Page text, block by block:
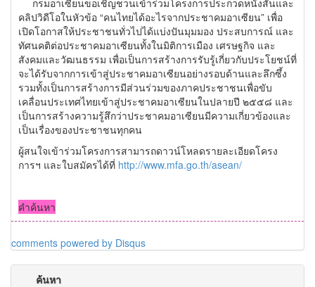
กรมอาเซียนขอเชิญชวนเข้าร่วมโครงการประกวดหนังสั้นและ
คลิปวิดีโอในหัวข้อ “คนไทยได้อะไรจากประชาคมอาเซียน” เพื่อ
เปิดโอกาสให้ประชาชนทั่วไปได้แบ่งปันมุมมอง ประสบการณ์ และ
ทัศนคติต่อประชาคมอาเซียนทั้งในมิติการเมือง เศรษฐกิจ และ
สังคมและวัฒนธรรม เพื่อเป็นการสร้างการรับรู้เกี่ยวกับประโยชน์ที่
จะได้รับจากการเข้าสู่ประชาคมอาเซียนอย่างรอบด้านและลึกซึ้ง
รวมทั้งเป็นการสร้างการมีส่วนร่วมของภาคประชาชนเพื่อขับ
เคลื่อนประเทศไทยเข้าสู่ประชาคมอาเซียนในปลายปี ๒๕๕๘ และ
เป็นการสร้างความรู้สึกว่าประชาคมอาเซียนมีความเกี่ยวข้องและ
เป็นเรื่องของประชาชนทุกคน
ผู้สนใจเข้าร่วมโครงการสามารถดาวน์โหลดรายละเอียดโครง
การฯ และใบสมัครได้ที่ http://www.mfa.go.th/asean/
คำค้นหา
comments powered by Disqus
ค้นหา